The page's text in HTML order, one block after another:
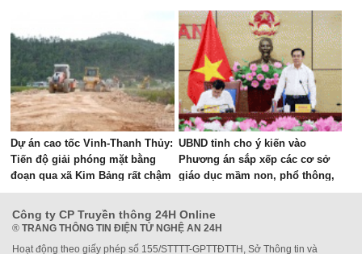
Dự án cao tốc Vinh-Thanh Thủy:
Tiến độ giải phóng mặt bằng
đoạn qua xã Kim Bảng rất chậm
UBND tỉnh cho ý kiến vào
Phương án sắp xếp các cơ sở
giáo dục mầm non, phổ thông,
giáo dục thường xuyên và giáo
dục nghề nghiệp công lập
Công ty CP Truyền thông 24H Online
® TRANG THÔNG TIN ĐIỆN TỬ NGHỆ AN 24H
Hoạt động theo giấy phép số 155/STTTT-GPTTĐTTH, Sở Thông tin và